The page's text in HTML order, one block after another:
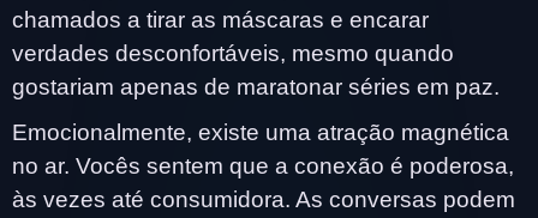
chamados a tirar as máscaras e encarar
verdades desconfortáveis, mesmo quando
gostariam apenas de maratonar séries em paz.
Emocionalmente, existe uma atração magnética
no ar. Vocês sentem que a conexão é poderosa,
às vezes até consumidora. As conversas podem